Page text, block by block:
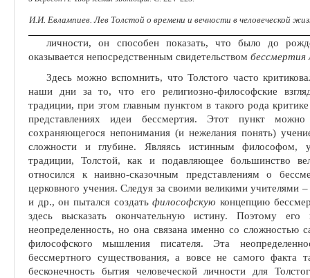
И.И. Евлампиев. Лев Толстой о времени и вечности в человеческой
личности, он способен показать, что было до
оказывается непосредственным свидетельством бессмер­тия
Здесь можно вспомнить, что Толстого часто
наши дни за то, что его религиозно-философ­ские
традиции, при этом главным пунктом в такого рода
представлениях идеи бессмертия. Этот пункт можно
сохраняющегося непонимания (и нежелания понять)
сложности и глу­бине. Являясь истинным философом,
традиции, Толстой, как и подавляющее большинство
относился к наивно-сказочным представлениям о
церковного учения. Сле­дуя за своими великими
и др., он пытался создатьфилософскую концепцию
здесь высказать окончательную исти­ну. Поэтому
неопределенность, но она связана именно со сложностью
философского мышления писателя. Эта
бессмертного существования, а вовсе не самого факта
бесконечность бытия че­ловеческой личности для